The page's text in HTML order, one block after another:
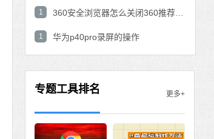
1
1 华为p40pro录屏的操作
专题工具排名 更多+